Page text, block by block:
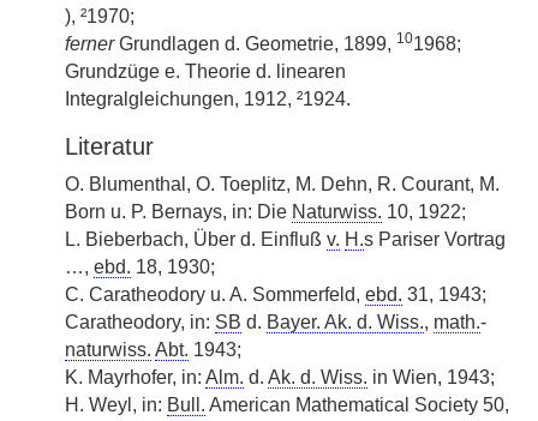
), ²1970;
fernerGrundlagen d. Geometrie, 1899, 101968;
Grundzüge e. Theorie d. linearen
Integralgleichungen, 1912, ²1924.
Literatur
O. Blumenthal, O. Toeplitz, M. Dehn, R. Courant, M.
Born u. P. Bernays, in: Die Naturwiss. 10, 1922;
L. Bieberbach, Über d. Einfluß v. H.s Pariser Vortrag
…, ebd. 18, 1930;
C. Caratheodory u. A. Sommerfeld, ebd. 31, 1943;
Caratheodory, in: SB d. Bayer. Ak. d. Wiss., math.-
naturwiss. Abt. 1943;
K. Mayrhofer, in: Alm. d. Ak. d. Wiss. in Wien, 1943;
H. Weyl, in: Bull. American Mathematical Society 50,